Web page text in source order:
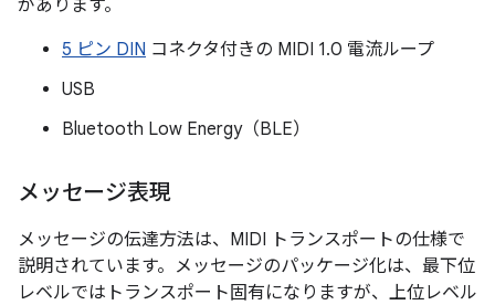
があります。
5 ピン DIN コネクタ付きの MIDI 1.0 電流ループ
USB
Bluetooth Low Energy（BLE）
メッセージ表現
メッセージの伝達方法は、MIDI トランスポートの仕様で
説明されています。メッセージのパッケージ化は、最下位
レベルではトランスポート固有になりますが、上位レベル